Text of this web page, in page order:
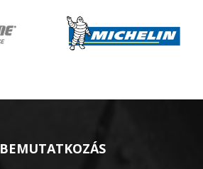
BEMUTATKOZÁS